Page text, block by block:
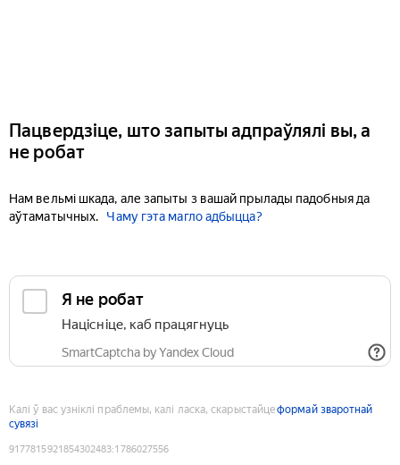
Пацвердзіце, што запыты адпраўлялі вы, а
не робат
Нам вельмі шкада, але запыты з вашай прылады падобныя да
аўтаматычных.
Чаму гэта магло адбыцца?
Я не робат
Націсніце, каб працягнуць
SmartCaptcha by Yandex Cloud
Калі ў вас узніклі праблемы, калі ласка, скарыстайцеформай зваротнай
сувязі
9177815921854302483:1786027556